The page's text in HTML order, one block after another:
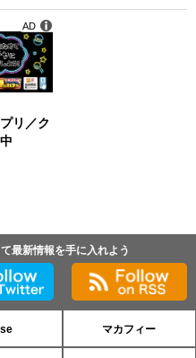
リ／ク
AD
最新情報を手に入れよう
マカフィー